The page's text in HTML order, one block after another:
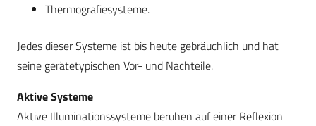
Thermografiesysteme.
Jedes dieser Systeme ist bis heute gebräuchlich und hat
seine gerätetypischen Vor- und Nachteile.
Aktive Systeme
Aktive Illuminationssysteme beruhen auf einer Reflexion